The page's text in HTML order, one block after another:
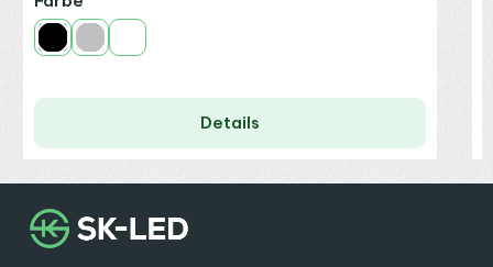
Schwarz
Silber Weiß
Details